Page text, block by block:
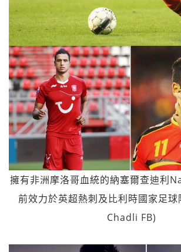
擁有非洲摩洛哥血統的納塞爾查迪利
前效力於英超熱刺及比利時國家足
Chadli FB)